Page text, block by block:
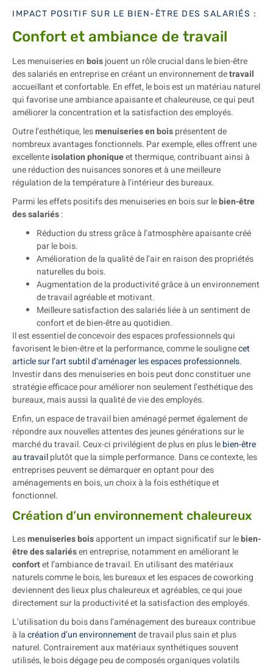
IMPACT POSITIF SUR LE BIEN-ÊTRE DES SALARIÉS :
Confort et ambiance de travail
Les menuiseries enboisjouent un rôle crucial dans le bien-être
des salariés en entreprise en créant un environnement detravail
accueillant et confortable. En effet, le bois est un matériau naturel
qui favorise une ambiance apaisante et chaleureuse, ce qui peut
améliorer la concentration et la satisfaction des employés.
Outre l’esthétique, lesmenuiseries en boisprésentent de
nombreux avantages fonctionnels. Par exemple, elles offrent une
excellenteisolation phoniqueet thermique, contribuant ainsi à
une réduction des nuisances sonores et à une meilleure
régulation de la température à l’intérieur des bureaux.
Parmi les effets positifs des menuiseries en bois sur lebien-être
des salariés:
Réduction du stress grâce à l’atmosphère apaisante créé
par le bois.
Amélioration de la qualité de l’air en raison des propriétés
naturelles du bois.
Augmentation de la productivité grâce à un environnement
de travail agréable et motivant.
Meilleure satisfaction des salariés liée à un sentiment de
confort et de bien-être au quotidien.
Il est essentiel de concevoir des espaces professionnels qui
favorisent le bien-être et la performance, comme le soulignecet
article sur l’art subtil d’aménager les espaces professionnels.
Investir dans des menuiseries en bois peut donc constituer une
stratégie efficace pour améliorer non seulement l’esthétique des
bureaux, mais aussi la qualité de vie des employés.
Enfin, un espace de travail bien aménagé permet également de
répondre aux nouvelles attentes des jeunes générations sur le
marché du travail. Ceux-ci privilégient de plus en plus lebien-être
au travailplutôt que la simple performance. Dans ce contexte, les
entreprises peuvent se démarquer en optant pour des
aménagements en bois, un choix à la fois esthétique et
fonctionnel.
Création d’un environnement chaleureux
Lesmenuiseries boisapportent un impact significatif sur lebien-
être des salariésen entreprise, notamment en améliorant le
confortet l’ambiance de travail. En utilisant des matériaux
naturels comme le bois, les bureaux et les espaces de coworking
deviennent des lieux plus chaleureux et agréables, ce qui joue
directement sur la productivité et la satisfaction des employés.
L’utilisation du bois dans l’aménagement des bureaux contribue
à lacréation d’un environnementde travail plus sain et plus
naturel. Contrairement aux matériaux synthétiques souvent
utilisés, le bois dégage peu de composés organiques volatils